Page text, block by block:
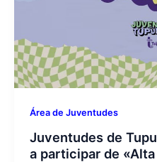
Área de Juventudes
Juventudes de
a participar de